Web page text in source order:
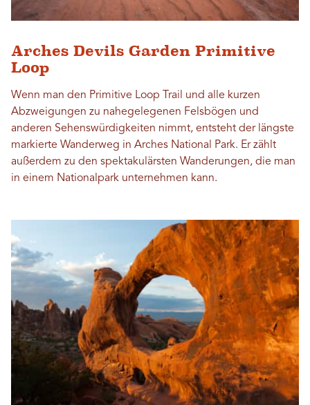
Arches Devils Garden Primitive
Loop
Wenn man den Primitive Loop Trail und alle kurzen
Abzweigungen zu nahegelegenen Felsbögen und
anderen Sehenswürdigkeiten nimmt, entsteht der längste
markierte Wanderweg in Arches National Park. Er zählt
außerdem zu den spektakulärsten Wanderungen, die man
in einem Nationalpark unternehmen kann.